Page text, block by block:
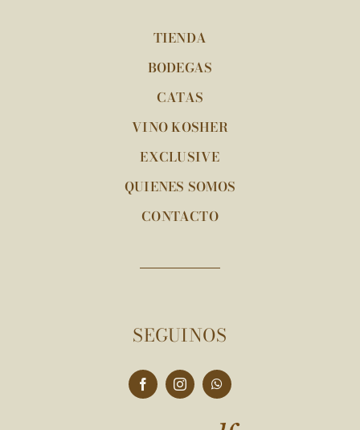
TIENDA
BODEGAS
CATAS
VINO KOSHER
EXCLUSIVE
QUIENES SOMOS
CONTACTO
SEGUINOS